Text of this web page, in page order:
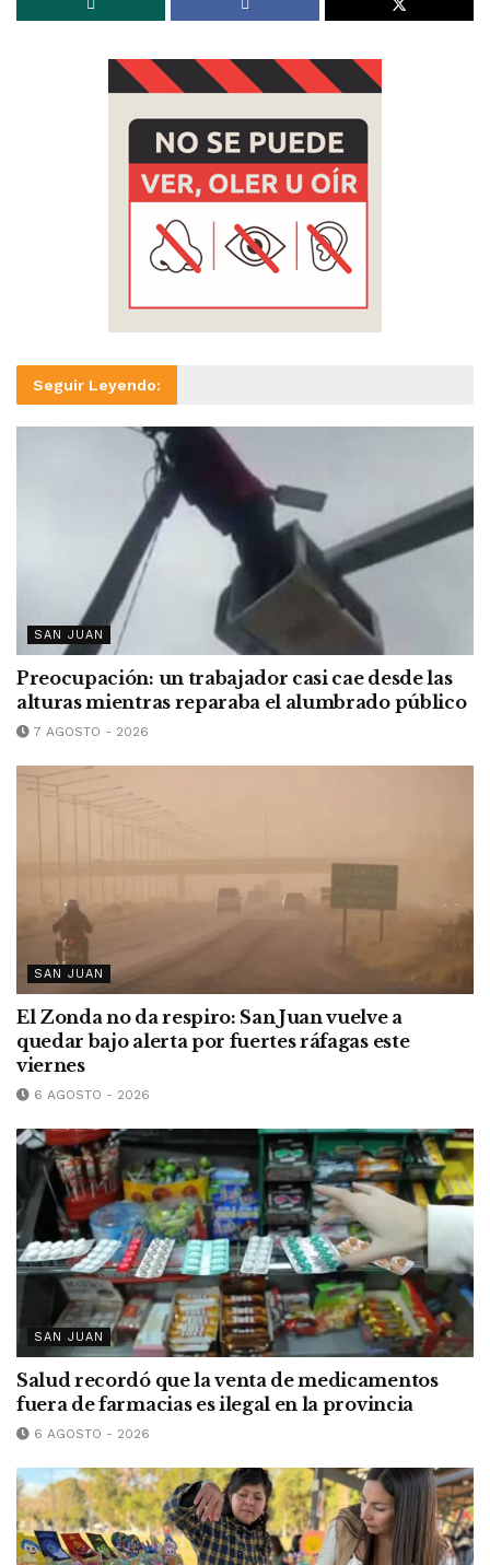
Seguir Leyendo:
SAN JUAN
Preocupación: un trabajador casi cae desde las
alturas mientras reparaba el alumbrado público
7 AGOSTO - 2026
SAN JUAN
El Zonda no da respiro: San Juan vuelve a
quedar bajo alerta por fuertes ráfagas este
viernes
6 AGOSTO - 2026
SAN JUAN
Salud recordó que la venta de medicamentos
fuera de farmacias es ilegal en la provincia
6 AGOSTO - 2026